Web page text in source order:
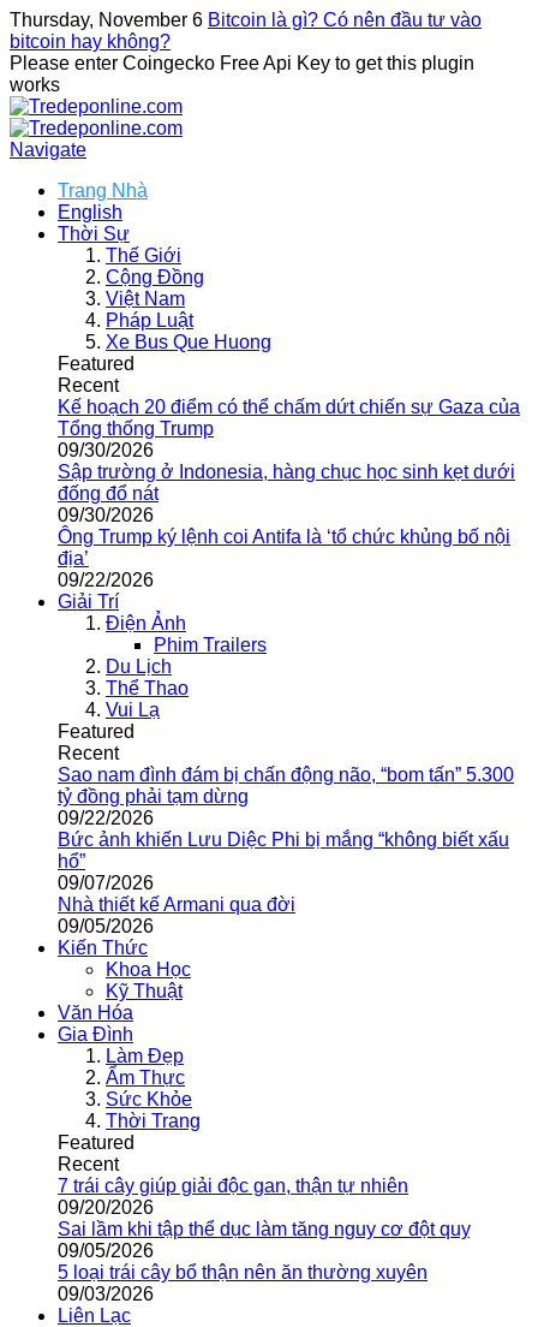
Thursday, November 6 Bitcoin là gì? Có nên đầu tư vào
bitcoin hay không?
Please enter Coingecko Free Api Key to get this plugin
works
Navigate
Trang Nhà
English
Thời Sự
Thế Giới
Cộng Đồng
Việt Nam
Pháp Luật
Xe Bus Que Huong
Featured
Recent
Kế hoạch 20 điểm có thể chấm dứt chiến sự Gaza của
Tổng thống Trump
09/30/2026
Sập trường ở Indonesia, hàng chục học sinh kẹt dưới
đống đổ nát
09/30/2026
Ông Trump ký lệnh coi Antifa là ‘tổ chức khủng bố nội
địa’
09/22/2026
Giải Trí
Điện Ảnh
Phim Trailers
Du Lịch
Thể Thao
Vui Lạ
Featured
Recent
Sao nam đình đám bị chấn động não, “bom tấn” 5.300
tỷ đồng phải tạm dừng
09/22/2026
Bức ảnh khiến Lưu Diệc Phi bị mắng “không biết xấu
hổ”
09/07/2026
Nhà thiết kế Armani qua đời
09/05/2026
Kiến Thức
Khoa Học
Kỹ Thuật
Văn Hóa
Gia Đình
Làm Đẹp
Ẩm Thực
Sức Khỏe
Thời Trang
Featured
Recent
7 trái cây giúp giải độc gan, thận tự nhiên
09/20/2026
Sai lầm khi tập thể dục làm tăng nguy cơ đột quỵ
09/05/2026
5 loại trái cây bổ thận nên ăn thường xuyên
09/03/2026
Liên Lạc